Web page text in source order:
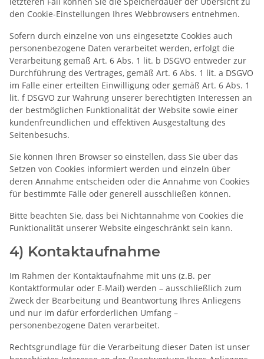
den Cookie-Einstellungen Ihres Webbrowsers entnehmen.
Sofern durch einzelne von uns eingesetzte Cookies auch
personenbezogene Daten verarbeitet werden, erfolgt die
Verarbeitung gemäß Art. 6 Abs. 1 lit. b DSGVO entweder zur
Durchführung des Vertrages, gemäß Art. 6 Abs. 1 lit. a DSGVO
im Falle einer erteilten Einwilligung oder gemäß Art. 6 Abs. 1
lit. f DSGVO zur Wahrung unserer berechtigten Interessen an
der bestmöglichen Funktionalität der Website sowie einer
kundenfreundlichen und effektiven Ausgestaltung des
Seitenbesuchs.
Sie können Ihren Browser so einstellen, dass Sie über das
Setzen von Cookies informiert werden und einzeln über
deren Annahme entscheiden oder die Annahme von Cookies
für bestimmte Fälle oder generell ausschließen können.
Bitte beachten Sie, dass bei Nichtannahme von Cookies die
Funktionalität unserer Website eingeschränkt sein kann.
4) Kontaktaufnahme
Im Rahmen der Kontaktaufnahme mit uns (z.B. per
Kontaktformular oder E-Mail) werden – ausschließlich zum
Zweck der Bearbeitung und Beantwortung Ihres Anliegens
und nur im dafür erforderlichen Umfang –
personenbezogene Daten verarbeitet.
Rechtsgrundlage für die Verarbeitung dieser Daten ist unser